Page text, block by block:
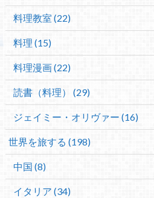
料理教室 (22)
料理 (15)
料理漫画 (22)
読書（料理） (29)
ジェイミー・オリヴァー (16)
世界を旅する (198)
中国 (8)
イタリア (34)